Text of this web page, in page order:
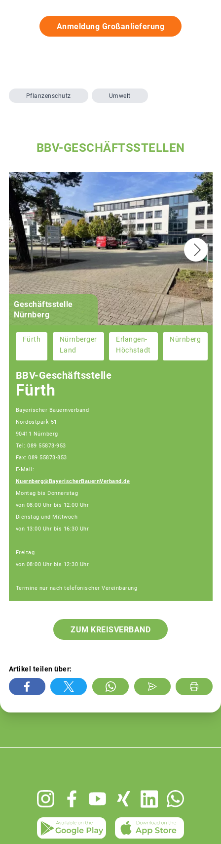
Anmeldung Großanlieferung
Pflanzenschutz Umwelt
BBV-GESCHÄFTSSTELLEN
Geschäftsstelle
Nürnberg
Fürth
Nürnberger
Land
Erlangen-
Höchstadt
Nürnberg
BBV-Geschäftsstelle
Fürth
Bayerischer Bauernverband
Nordostpark 51
90411 Nürnberg
Tel: 089 55873-953
Fax: 089 55873-853
E-Mail:
Nuernberg@BayerischerBauernVerband.de
Montag bis Donnerstag
von 08:00 Uhr bis 12:00 Uhr
Dienstag und Mittwoch
von 13:00 Uhr bis 16:30 Uhr
Freitag
von 08:00 Uhr bis 12:30 Uhr
Termine nur nach telefonischer Vereinbarung
ZUM KREISVERBAND
Artikel teilen über: